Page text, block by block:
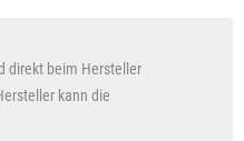
direkt beim Hersteller
kann die